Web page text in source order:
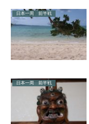
日本一周 前半戦
日本一周 前半戦